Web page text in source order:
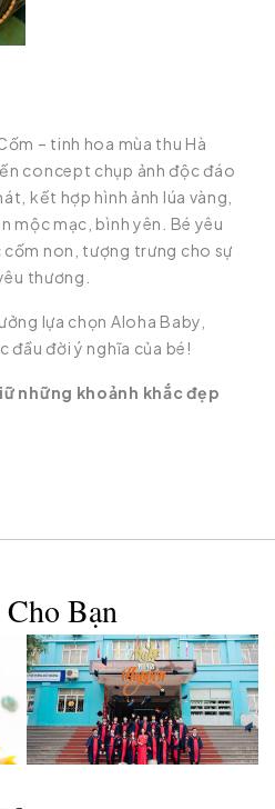
– tinh hoa mùa thu Hà
concept chụp ảnh độc đáo
kết hợp hình ảnh lúa vàng,
mộc mạc, bình yên. Bé yêu
non, tượng trưng cho sự
thương.
lựa chọn Aloha Baby,
đầu đời ý nghĩa của bé!
những khoảnh khắc đẹp
Bạn